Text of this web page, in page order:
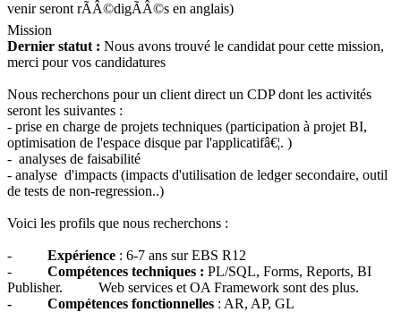
venir seront rÃÂ©digÃÂ©s en anglais)
Mission
Dernier statut : Nous avons trouvé le candidat pour cette mission,
merci pour vos candidatures
Nous recherchons pour un client direct un CDP dont les activités
seront les suivantes :
- prise en charge de projets techniques (participation à projet BI,
optimisation de l'espace disque par l'applicatifâ€¦. )
- analyses de faisabilité
- analyse d'impacts (impacts d'utilisation de ledger secondaire, outil
de tests de non-regression..)
Voici les profils que nous recherchons :
- Expérience : 6-7 ans sur EBS R12
- Compétences techniques : PL/SQL, Forms, Reports, BI
Publisher. Web services et OA Framework sont des plus.
- Compétences fonctionnelles : AR, AP, GL